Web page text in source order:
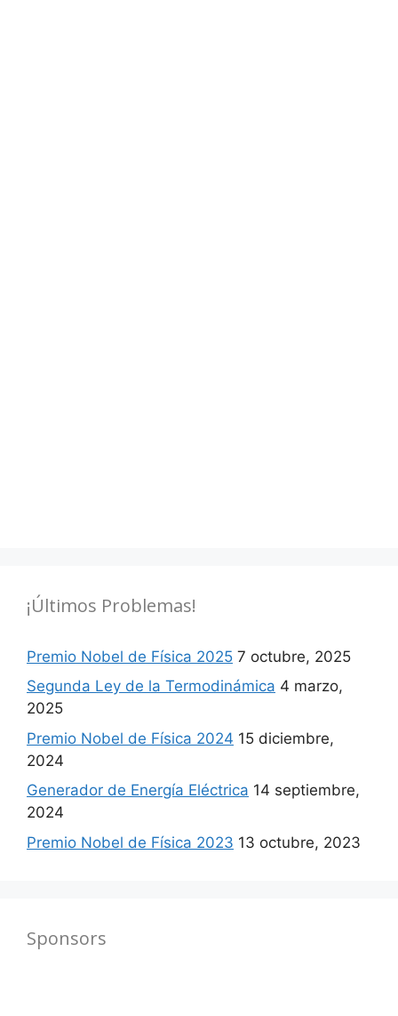
¡Últimos Problemas!
Premio Nobel de Física 2025 7 octubre, 2025
Segunda Ley de la Termodinámica 4 marzo,
2025
Premio Nobel de Física 2024 15 diciembre,
2024
Generador de Energía Eléctrica 14 septiembre,
2024
Premio Nobel de Física 2023 13 octubre, 2023
Sponsors